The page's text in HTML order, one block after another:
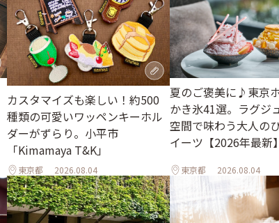
カスタマイズも楽しい！約500
種類の可愛いワッペンキーホル
ダーがずらり。小平市
「Kimamaya T&K」
東京都 2026.08.04
夏のご褒美に♪東京
かき氷41選。ラグジ
空間で味わう大人の
イーツ【2026年最新】
東京都 2026.08.04